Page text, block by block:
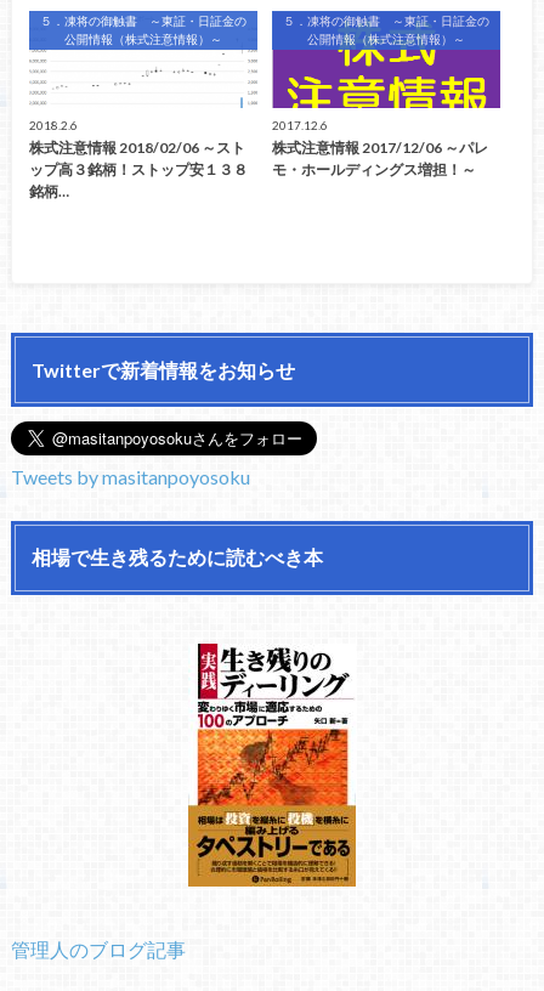
５．凍将の御触書 ～東証・日証金の
公開情報（株式注意情報）～
2018.2.6
株式注意情報 2018/02/06 ～スト
ップ高３銘柄！ストップ安１３８
銘柄…
５．凍将の御触書 ～東証・日証金の
公開情報（株式注意情報）～
2017.12.6
株式注意情報 2017/12/06 ～パレ
モ・ホールディングス増担！～
Twitterで新着情報をお知らせ
Tweets by masitanpoyosoku
相場で生き残るために読むべき本
管理人のブログ記事